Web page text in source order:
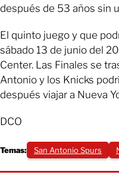
después de 53 años sin
El quinto juego y que
sábado 13 de junio del
Center. Las Finales se
Antonio y los Knicks
después viajar a Nueva
DCO
Temas: San Antonio Spurs